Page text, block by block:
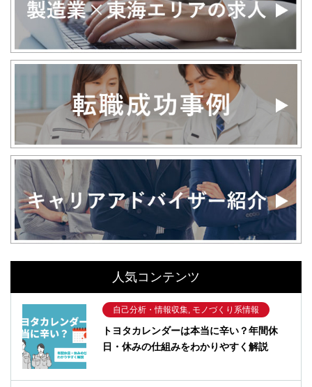
人気コンテンツ
自己分析・情報収集, モノづくり系情報
トヨタカレンダーは本当に辛い？年間休
日・休みの仕組みをわかりやすく解説